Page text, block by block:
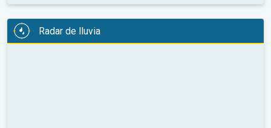
Radar de lluvia